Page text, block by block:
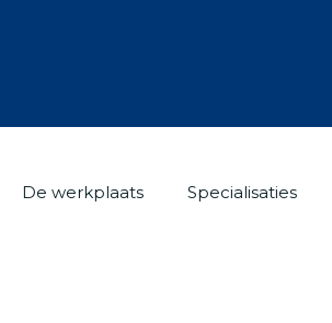
De werkplaats Specialisaties